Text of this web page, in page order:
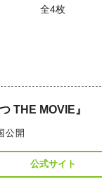
全4枚
THE MOVIE』
公開
公式サイト